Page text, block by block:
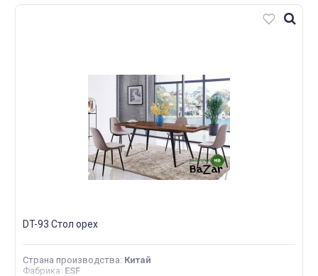
DT-93 Стол орех
Страна производства: Китай
Фабрика: ESF